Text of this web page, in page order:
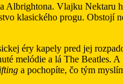
Albrightona. Vlajku Nektaru
klasického progu. Obstojí
éry kapely pred jej
melódie a lá The Beatles.
a pochopíte, čo tým